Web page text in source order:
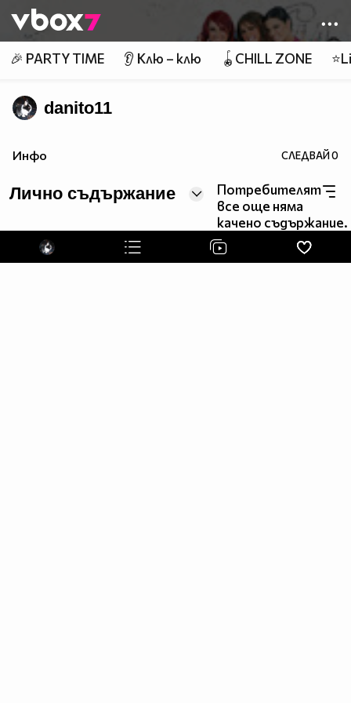
👾
🎉 PARTY TIME 👂 Клю – клю 🪀CHILL ZONE
danito11
Инфо СЛЕДВАЙ0
Лично съдържание
Потребителят
все още няма
качено съдържание.